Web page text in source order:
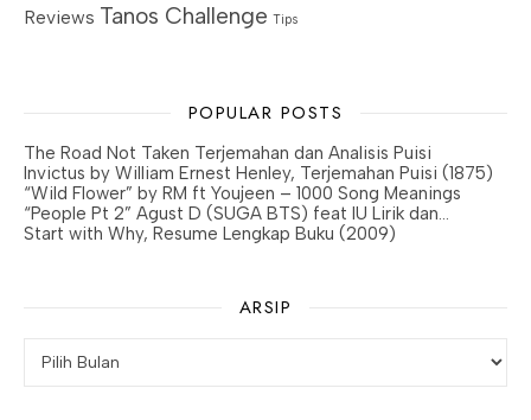
Reviews Tanos Challenge Tips
POPULAR POSTS
The Road Not Taken Terjemahan dan Analisis Puisi
Invictus by William Ernest Henley, Terjemahan Puisi (1875)
“Wild Flower” by RM ft Youjeen – 1000 Song Meanings
“People Pt 2” Agust D (SUGA BTS) feat IU Lirik dan…
Start with Why, Resume Lengkap Buku (2009)
ARSIP